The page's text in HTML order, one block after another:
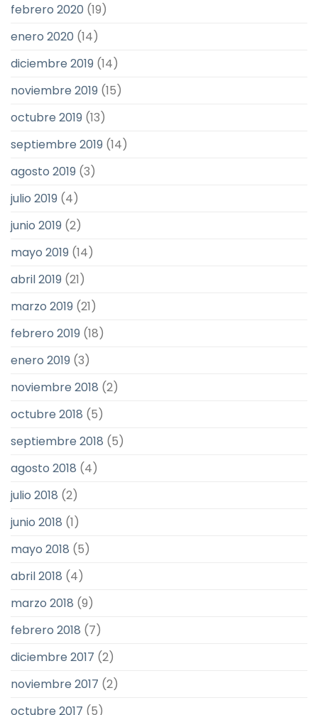
febrero 2020 (19)
enero 2020 (14)
diciembre 2019 (14)
noviembre 2019 (15)
octubre 2019 (13)
septiembre 2019 (14)
agosto 2019 (3)
julio 2019 (4)
junio 2019 (2)
mayo 2019 (14)
abril 2019 (21)
marzo 2019 (21)
febrero 2019 (18)
enero 2019 (3)
noviembre 2018 (2)
octubre 2018 (5)
septiembre 2018 (5)
agosto 2018 (4)
julio 2018 (2)
junio 2018 (1)
mayo 2018 (5)
abril 2018 (4)
marzo 2018 (9)
febrero 2018 (7)
diciembre 2017 (2)
noviembre 2017 (2)
octubre 2017 (5)